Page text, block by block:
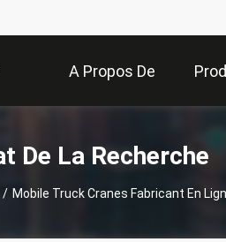
A Propos De
Nous
De La Recherche
/ Mobile Truck Cranes Fabricant En